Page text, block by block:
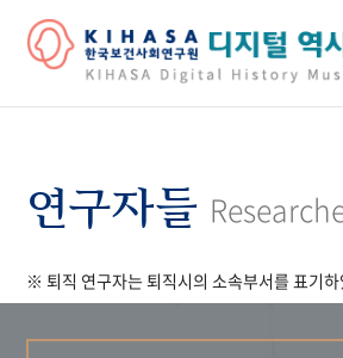
연구자들
※ 퇴직 연구자는 퇴직시의 소속부서를 표기하